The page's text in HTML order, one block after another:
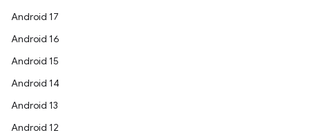
Android 17
Android 16
Android 15
Android 14
Android 13
Android 12